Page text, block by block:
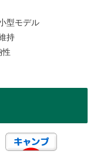
型モデル
持
性